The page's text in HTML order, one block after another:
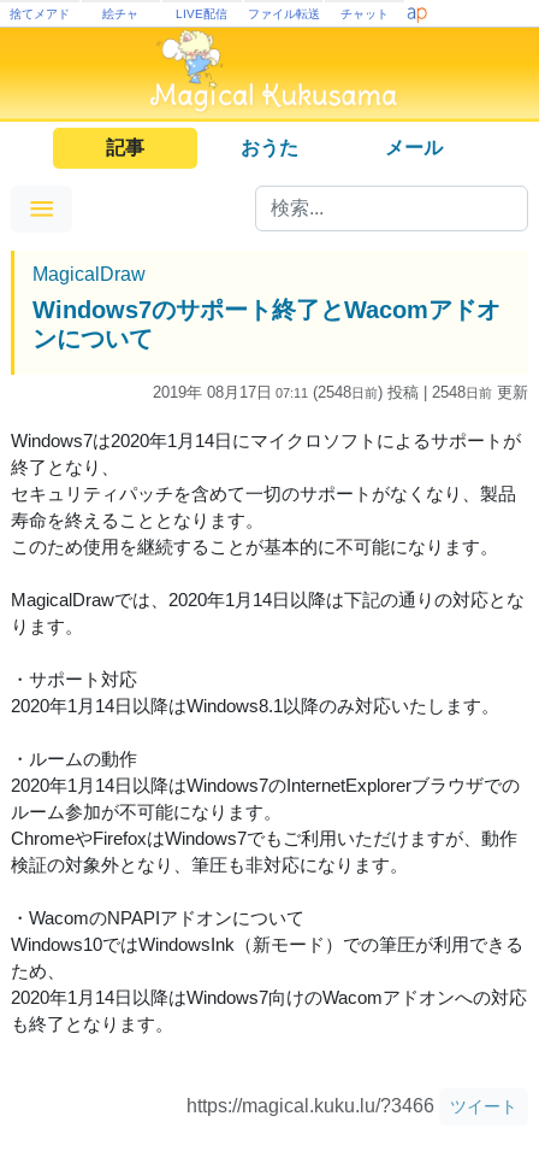
捨てメアド 絵チャ LIVE配信 ファイル転送 チャット
記事 おうた メール
MagicalDraw
Windows7のサポート終了とWacomアドオ
ンについて
2019年 08月17日 07:11 (2548日前) 投稿 | 2548日前 更新
Windows7は2020年1月14日にマイクロソフトによるサポートが
終了となり、
セキュリティパッチを含めて一切のサポートがなくなり、製品
寿命を終えることとなります。
このため使用を継続することが基本的に不可能になります。
MagicalDrawでは、2020年1月14日以降は下記の通りの対応とな
ります。
・サポート対応
2020年1月14日以降はWindows8.1以降のみ対応いたします。
・ルームの動作
2020年1月14日以降はWindows7のInternetExplorerブラウザでの
ルーム参加が不可能になります。
ChromeやFirefoxはWindows7でもご利用いただけますが、動作
検証の対象外となり、筆圧も非対応になります。
・WacomのNPAPIアドオンについて
Windows10ではWindowsInk（新モード）での筆圧が利用できる
ため、
2020年1月14日以降はWindows7向けのWacomアドオンへの対応
も終了となります。
https://magical.kuku.lu/?3466 ツイート